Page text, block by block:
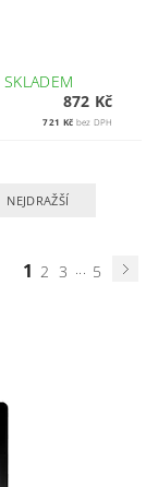
SKLADEM
872 Kč
721 Kč bez DPH
NEJDRAŽŠÍ
1 2 3 ... 5